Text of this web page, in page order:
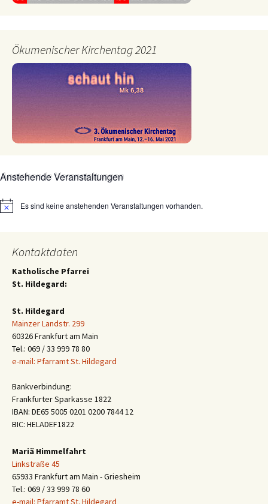
Ökumenischer Kirchentag 2021
Anstehende Veranstaltungen
HinweisEs sind keine anstehenden Veranstaltungen vorhanden.
Kontaktdaten
Katholische Pfarrei
St. Hildegard:
St. Hildegard
Mainzer Landstr. 299
60326 Frankfurt am Main
Tel.: 069 / 33 999 78 80
e-mail: Pfarramt St. Hildegard
Bankverbindung:
Frankfurter Sparkasse 1822
IBAN: DE65 5005 0201 0200 7844 12
BIC: HELADEF1822
Mariä Himmelfahrt
Linkstraße 45
65933 Frankfurt am Main - Griesheim
Tel.: 069 / 33 999 78 60
e-mail: Pfarramt St. Hildegard